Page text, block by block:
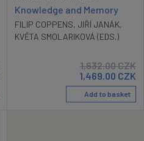
Knowledge and Memory
FILIP COPPENS, JIŘÍ JANÁK,
KVĚTA SMOLARIKOVÁ (EDS.)
1,632.00CZK
1,469.00 CZK
Add to basket